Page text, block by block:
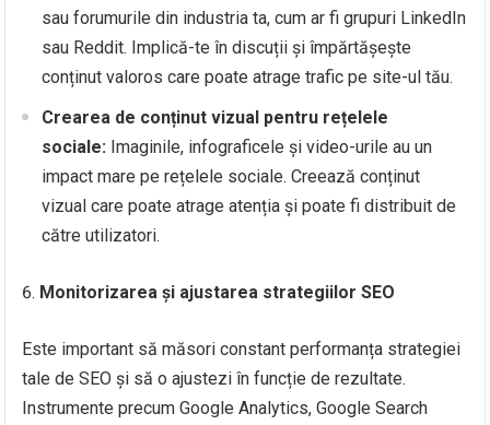
sau forumurile din industria ta, cum ar fi grupuri LinkedIn
sau Reddit. Implică-te în discuții și împărtășește
conținut valoros care poate atrage trafic pe site-ul tău.
Crearea de conținut vizual pentru rețelele
sociale: Imaginile, infograficele și video-urile au un
impact mare pe rețelele sociale. Creează conținut
vizual care poate atrage atenția și poate fi distribuit de
către utilizatori.
Monitorizarea și ajustarea strategiilor SEO
Este important să măsori constant performanța strategiei
tale de SEO și să o ajustezi în funcție de rezultate.
Instrumente precum Google Analytics, Google Search